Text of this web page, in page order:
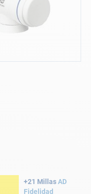
+21 MillasAD
Fidelidad